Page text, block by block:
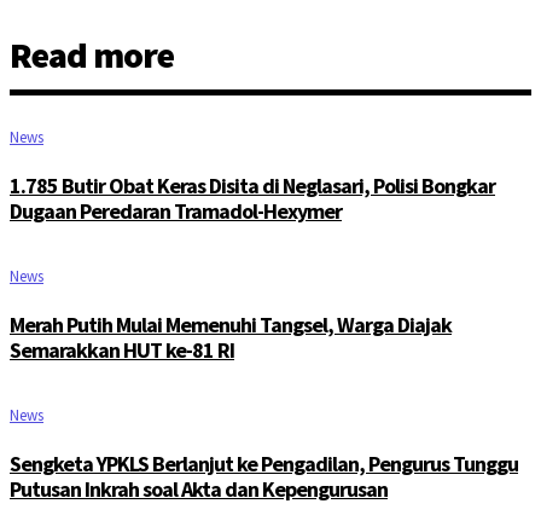
Read more
News
1.785 Butir Obat Keras Disita di Neglasari, Polisi Bongkar
Dugaan Peredaran Tramadol-Hexymer
News
Merah Putih Mulai Memenuhi Tangsel, Warga Diajak
Semarakkan HUT ke-81 RI
News
Sengketa YPKLS Berlanjut ke Pengadilan, Pengurus Tunggu
Putusan Inkrah soal Akta dan Kepengurusan